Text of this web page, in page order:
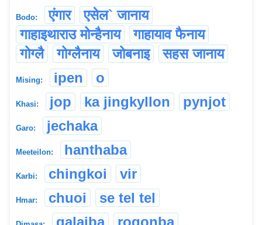
Bodo: एंगार
एसेल` जानाय
गाहाइथाराउ मोन्हैनाय
गाहायाव फैनाय
गोग्लै
गोग्लैनाय जोबनाइ सहस जानाय
Mising: ipen o
Khasi: jop ka jingkyllon pynjot
Garo: jechaka
Meeteilon: hanthaba
Karbi: chingkoi vir
Hmar: chuoi se tel tel